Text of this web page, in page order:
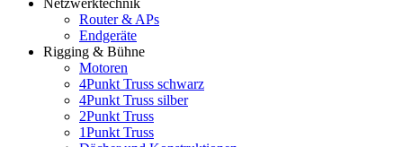
Netzwerktechnik
Router & APs
Endgeräte
Rigging & Bühne
Motoren
4Punkt Truss schwarz
4Punkt Truss silber
2Punkt Truss
1Punkt Truss